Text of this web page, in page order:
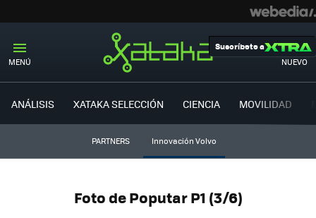
MENÚ NUEVO
Suscríbete a
ANÁLISIS XATAKA SELECCIÓN CIENCIA MOVILIDAD
PARTNERS Innovación Volvo
Foto de Poputar P1 (3/6)